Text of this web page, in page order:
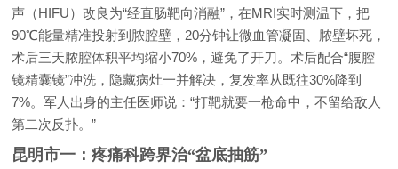
声（HIFU）改良为“经直肠靶向消融”，在MRI实时测温下，把
90℃能量精准投射到脓腔壁，20分钟让微血管凝固、脓壁坏死，
术后三天脓腔体积平均缩小70%，避免了开刀。术后配合“腹腔
镜精囊镜”冲洗，隐藏病灶一并解决，复发率从既往30%降到
7%。军人出身的主任医师说：“打靶就要一枪命中，不留给敌人
第二次反扑。”
昆明市一：疼痛科跨界治“盆底抽筋”